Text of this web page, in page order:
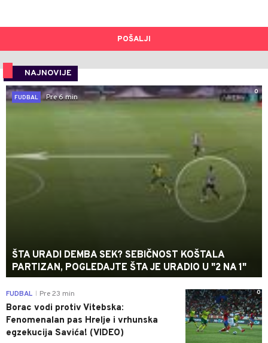
POŠALJI
NAJNOVIJE
0
FUDBAL
Pre 6 min
ŠTA URADI DEMBA SEK? SEBIČNOST KOŠTALA
PARTIZAN, POGLEDAJTE ŠTA JE URADIO U "2 NA 1"
0
FUDBAL Pre 23 min
Borac vodi protiv Vitebska:
Fenomenalan pas Hrelje i vrhunska
egzekucija Savića! (VIDEO)